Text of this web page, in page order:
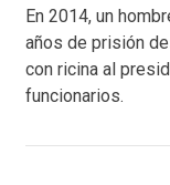
En 2014, un
años de prisión
con ricina al
funcionarios.